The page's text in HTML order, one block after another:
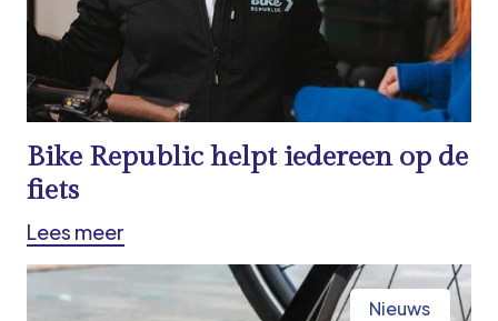
Bike Republic helpt iedereen op de
fiets
Lees meer
Nieuws